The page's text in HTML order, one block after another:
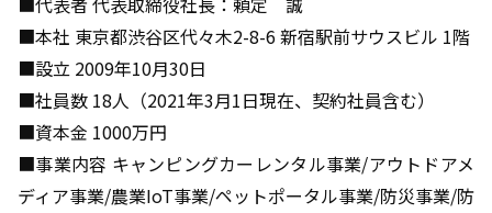
■本社 東京都渋谷区代々木2-8-6 新宿駅前サウスビル 1階
■設立 2009年10月30日
■社員数 18人（2021年3月1日現在、契約社員含む）
■資本金 1000万円
■事業内容 キャンピングカーレンタル事業/アウトドアメ
ディア事業/農業IoT事業/ペットポータル事業/防災事業/防